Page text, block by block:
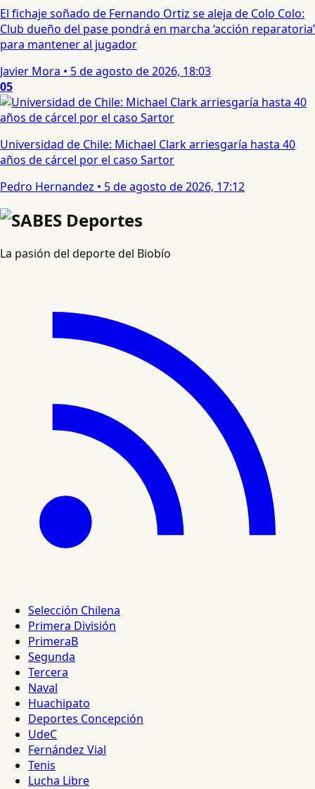
El fichaje soñado de Fernando Ortiz se aleja de Colo Colo:
Club dueño del pase pondrá en marcha ‘acción reparatoria’
para mantener al jugador
Javier Mora • 5 de agosto de 2026, 18:03
05
Universidad de Chile: Michael Clark arriesgaría hasta 40
años de cárcel por el caso Sartor
Pedro Hernandez • 5 de agosto de 2026, 17:12
La pasión del deporte del Biobío
Selección Chilena
Primera División
PrimeraB
Segunda
Tercera
Naval
Huachipato
Deportes Concepción
UdeC
Fernández Vial
Tenis
Lucha Libre